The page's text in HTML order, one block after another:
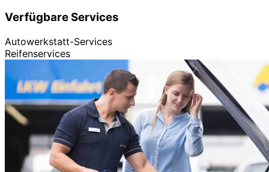
Verfügbare Services
Autowerkstatt-Services
Reifenservices